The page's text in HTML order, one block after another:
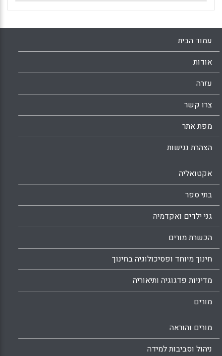
עמוד הבית
אודות
עזרה
צרו קשר
מפת אתר
הצהרת נגישות
אקטואליה
בתי ספר
גני ילדים ואקדמיה
הכשרת מורים
חינוך מיוחד ופסיכולוגיה בחינוך
מדיניות פדגוגיה ותיאוריה
מורים
מורים והוראה
ניהול וסביבות למידה